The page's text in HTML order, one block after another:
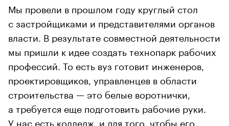
Мы провели в прошлом году круглый стол
с застройщиками и представителями органов
власти. В результате совместной деятельности
мы пришли к идее создать технопарк рабочих
профессий. То есть вуз готовит инженеров,
проектировщиков, управленцев в области
строительства — это белые воротнички,
а требуется еще подготовить рабочие руки.
У нас есть колледж, и для того, чтобы его